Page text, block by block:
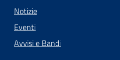
Notizie
Eventi
Avvisi e Bandi